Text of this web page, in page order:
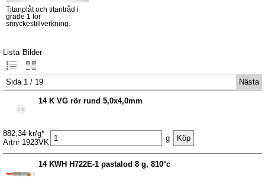
Titanplåt och titantråd i
grade 1 för
smyckestillverkning.
Lista Bilder
Sida 1 / 19 Nästa
14 K VG rör rund 5,0x4,0mm
882,34 kr/g*
Artnr 1923VK
g
14 KWH H722E-1 pastalod 8 g, 810°c